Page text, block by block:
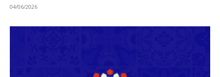
04/06/2026